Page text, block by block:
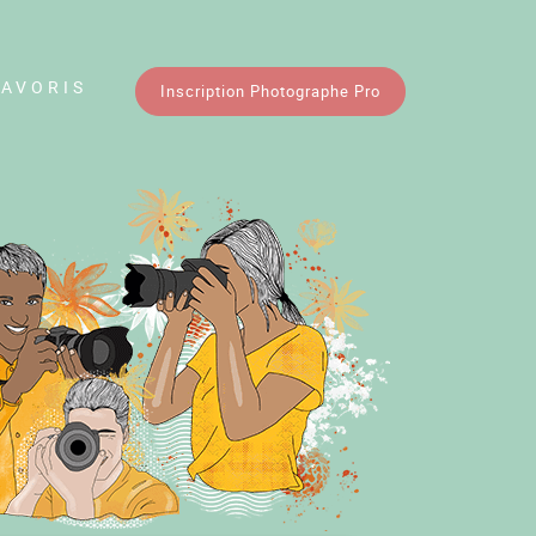
Inscription Photographe Pro